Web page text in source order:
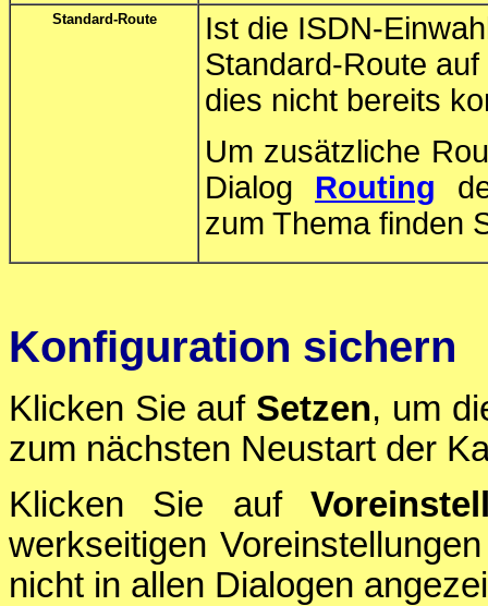
Standard-Route
Ist die ISDN-
Standard-Route
dies nicht bereits
Um zusätzliche
Dialog Routing
zum Thema finden
Konfiguration sichern
Klicken Sie auf Setzen, um
zum nächsten Neustart der
Klicken Sie auf
werkseitigen
nicht in allen Dialogen